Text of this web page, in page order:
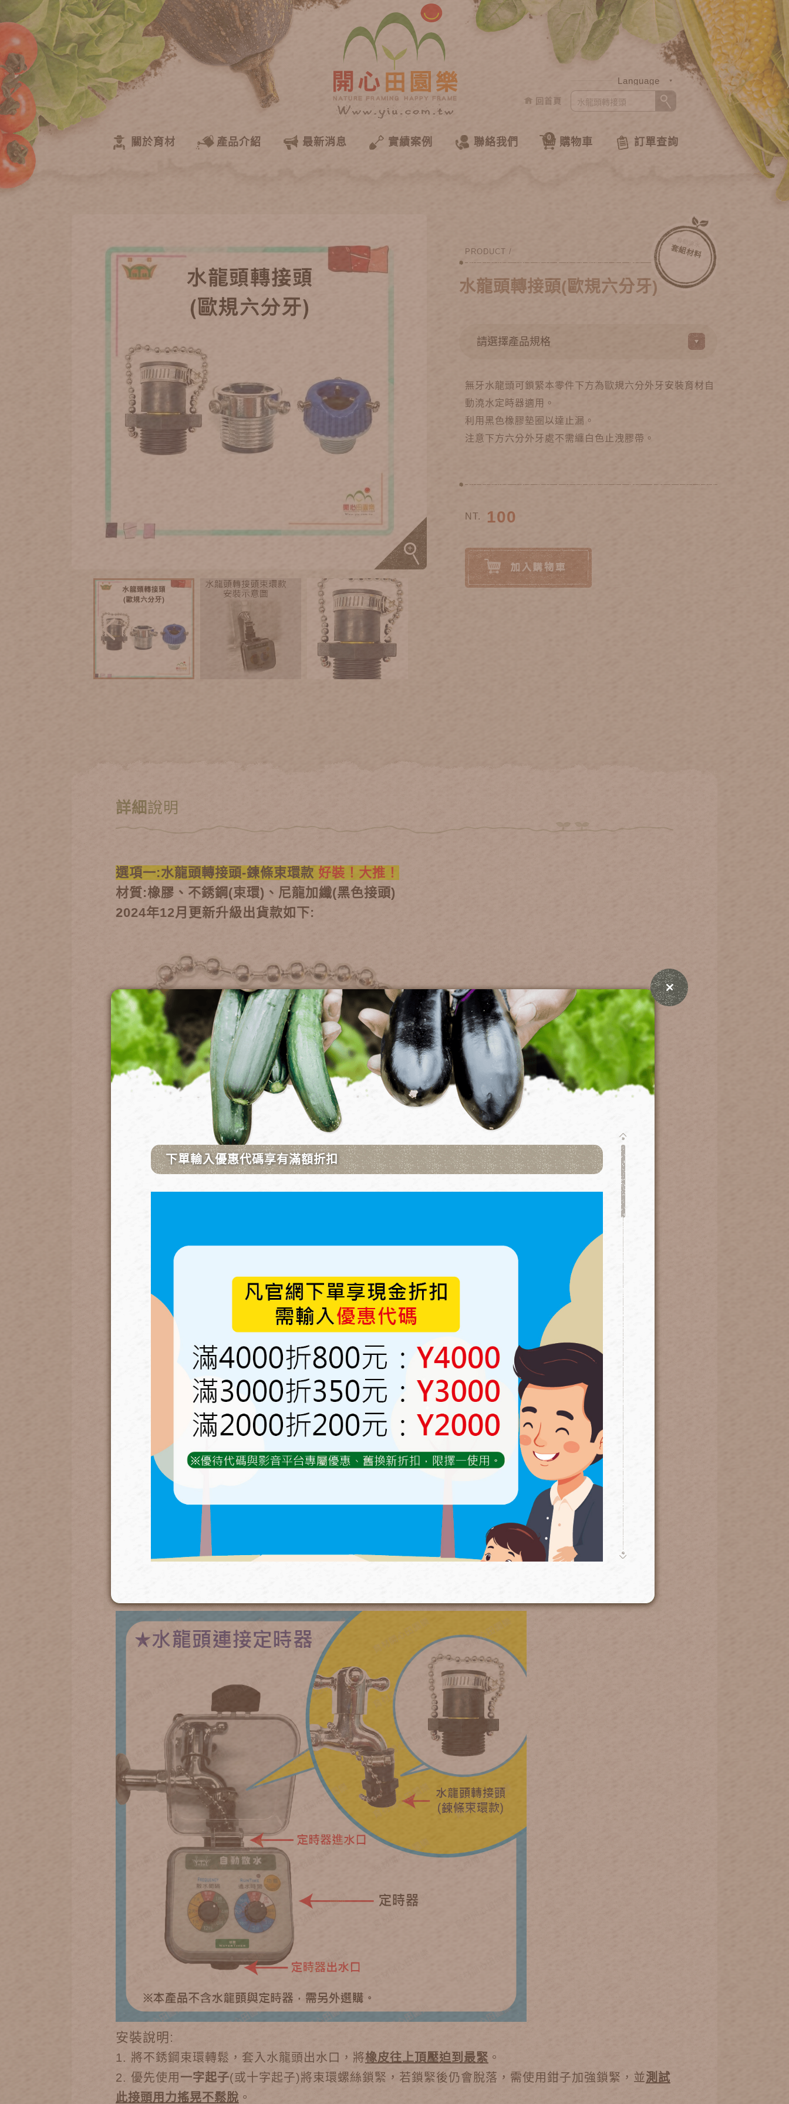
關於育材 產品介紹 最新消息 實績案例 聯絡我們 購物車
0 訂單查詢
回首頁
Language
中文
自動澆水
套組材料
PRODUCT /
水龍頭轉接頭(歐規六分牙)
無牙水龍頭可鎖緊本零件下方為歐規六分外牙安裝育材自
動澆水定時器適用。
利用黑色橡膠墊圈以達止漏。
注意下方六分外牙處不需纏白色止洩膠帶。
NT. 100
詳細說明
選項一:水龍頭轉接頭-鍊條束環款 好裝！大推！
材質:橡膠、不銹鋼(束環)、尼龍加纖(黑色接頭)
2024年12月更新升級出貨款如下:
安裝說明:
1. 將不銹鋼束環轉鬆，套入水龍頭出水口，將橡皮往上頂壓迫到最緊 。
2. 優先使用 一字起子(或十字起子)將束環螺絲鎖緊，若鎖緊後仍會脫落，需使用鉗子加強鎖緊，並測試
此接頭用力搖晃不鬆脫 。